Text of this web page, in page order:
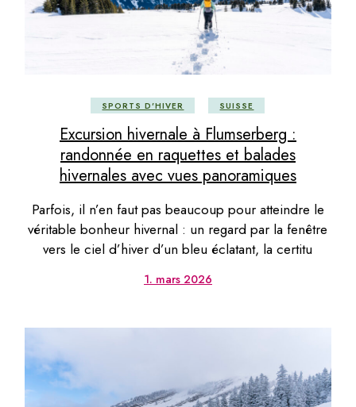
SPORTS D'HIVER SUISSE
Excursion hivernale à Flumserberg :
randonnée en raquettes et balades
hivernales avec vues panoramiques
Parfois, il n’en faut pas beaucoup pour atteindre le
véritable bonheur hivernal : un regard par la fenêtre
vers le ciel d’hiver d’un bleu éclatant, la certitu
1. mars 2026